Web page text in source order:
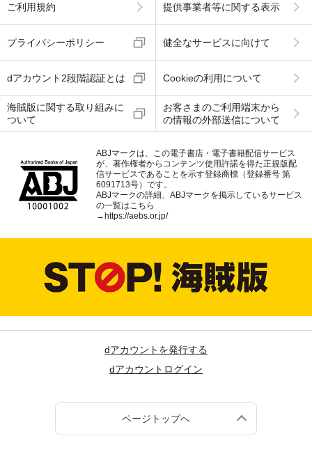
ご利用規約 提供事業者等に関する表示
プライバシーポリシー 健全なサービスに向けて
dアカウント2段階認証とは Cookieの利用について
海賊版に関する取り組みに
ついて
お客さまのご利用端末から
の情報の外部送信について
ABJマークは、この電子書店・電子書籍配信サービス
が、著作権者からコンテンツ使用許諾を得た正規版配
信サービスであることを示す登録商標（登録番号 第
6091713号）です。
ABJマークの詳細、ABJマークを掲示しているサービス
の一覧はこちら
→ https://aebs.or.jp/
dアカウントを発行する
dアカウントログイン
ページトップへ